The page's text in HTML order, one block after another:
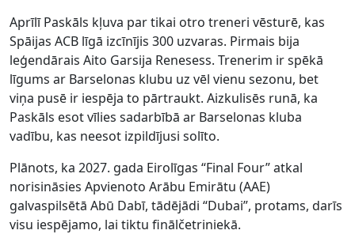
Aprīlī Paskāls kļuva par tikai otro treneri vēsturē, kas
Spāijas ACB līgā izcīnījis 300 uzvaras. Pirmais bija
leģendārais Aito Garsija Renesess. Trenerim ir spēkā
līgums ar Barselonas klubu uz vēl vienu sezonu, bet
viņa pusē ir iespēja to pārtraukt. Aizkulisēs runā, ka
Paskāls esot vīlies sadarbībā ar Barselonas kluba
vadību, kas neesot izpildījusi solīto.
Plānots, ka 2027. gada Eirolīgas “Final Four” atkal
norisināsies Apvienoto Arābu Emirātu (AAE)
galvaspilsētā Abū Dabī, tādējādi “Dubai”, protams, darīs
visu iespējamo, lai tiktu finālčetriniekā.